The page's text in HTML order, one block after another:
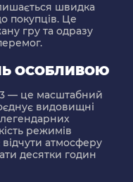
швидка
покупців. Це
гру та одразу
ОСОБЛИВОЮ
— це масштабний
видовищні
легендарних
режимів
атмосферу
десятки годин